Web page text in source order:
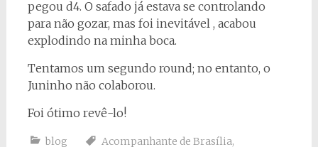
pegou d4. O safado já estava se controlando
para não gozar, mas foi inevitável , acabou
explodindo na minha boca.
Tentamos um segundo round; no entanto, o
Juninho não colaborou.
Foi ótimo revê-lo!
blog Acompanhante de Brasília,